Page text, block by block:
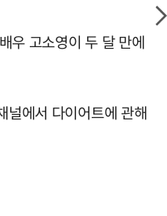
우 고소영이 두 달 만에
널에서 다이어트에 관해